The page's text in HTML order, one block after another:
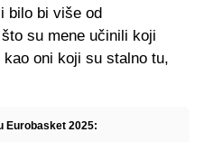
bilo bi više od
su mene učinili koji
oni koji su stalno tu,
Eurobasket 2025: